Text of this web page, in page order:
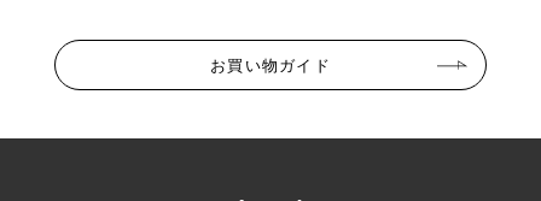
お買い物ガイド